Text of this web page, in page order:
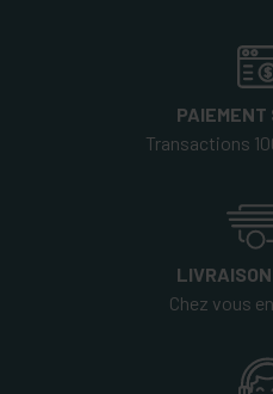
PAIEMENT
Transactions
Chez vous